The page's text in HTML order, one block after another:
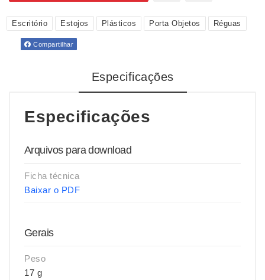
Escritório Estojos Plásticos Porta Objetos Réguas
Compartilhar
Especificações
Especificações
Arquivos para download
Ficha técnica
Baixar o PDF
Gerais
Peso
17 g